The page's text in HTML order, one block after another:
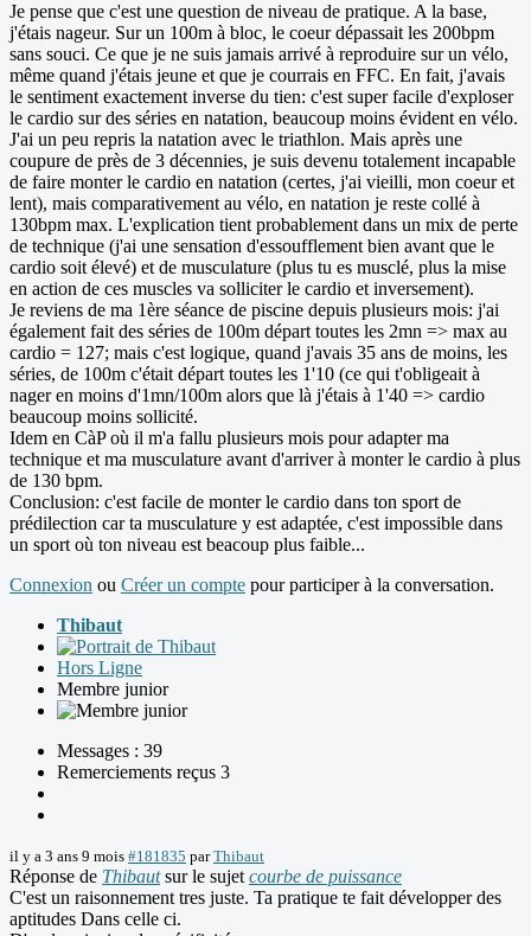
Je pense que c'est une question de niveau de pratique. A la base,
j'étais nageur. Sur un 100m à bloc, le coeur dépassait les 200bpm
sans souci. Ce que je ne suis jamais arrivé à reproduire sur un vélo,
même quand j'étais jeune et que je courrais en FFC. En fait, j'avais
le sentiment exactement inverse du tien: c'est super facile d'exploser
le cardio sur des séries en natation, beaucoup moins évident en vélo.
J'ai un peu repris la natation avec le triathlon. Mais après une
coupure de près de 3 décennies, je suis devenu totalement incapable
de faire monter le cardio en natation (certes, j'ai vieilli, mon coeur et
lent), mais comparativement au vélo, en natation je reste collé à
130bpm max. L'explication tient probablement dans un mix de perte
de technique (j'ai une sensation d'essoufflement bien avant que le
cardio soit élevé) et de musculature (plus tu es musclé, plus la mise
en action de ces muscles va solliciter le cardio et inversement).
Je reviens de ma 1ère séance de piscine depuis plusieurs mois: j'ai
également fait des séries de 100m départ toutes les 2mn => max au
cardio = 127; mais c'est logique, quand j'avais 35 ans de moins, les
séries, de 100m c'était départ toutes les 1'10 (ce qui t'obligeait à
nager en moins d'1mn/100m alors que là j'étais à 1'40 => cardio
beaucoup moins sollicité.
Idem en CàP où il m'a fallu plusieurs mois pour adapter ma
technique et ma musculature avant d'arriver à monter le cardio à plus
de 130 bpm.
Conclusion: c'est facile de monter le cardio dans ton sport de
prédilection car ta musculature y est adaptée, c'est impossible dans
un sport où ton niveau est beacoup plus faible...
Connexion ou Créer un compte pour participer à la conversation.
Thibaut
Hors Ligne
Membre junior
Messages : 39
Remerciements reçus 3
il y a 3 ans 9 mois #181835 parThibaut
Réponse de Thibautsur le sujet courbe de puissance
C'est un raisonnement tres juste. Ta pratique te fait développer des
aptitudes Dans celle ci.